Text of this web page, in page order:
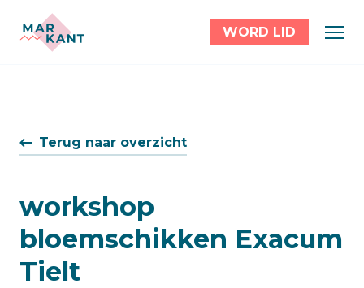
WORD LID
Terug naar overzicht
workshop
bloemschikken Exacum
Tielt